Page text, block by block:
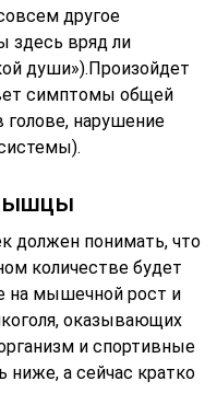
другое
здесь вряд ли
души»).Произойдет
симптомы общей
голове, нарушение
должен понимать, что
количестве будет
на мышечной рост и
оказывающих
и спортивные
ниже, а сейчас кратко